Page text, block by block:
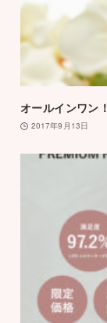
オールインワン
2017年9月13日